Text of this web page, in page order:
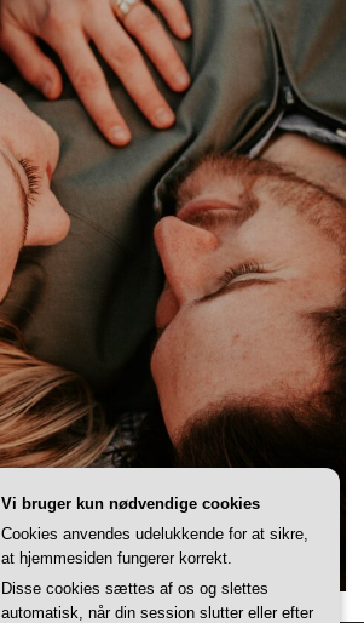
Vi bruger kun nødvendige cookies
Cookies anvendes udelukkende for at sikre,
at hjemmesiden fungerer korrekt.
Disse cookies sættes af os og slettes
automatisk, når din session slutter eller efter